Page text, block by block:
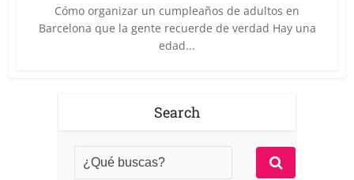
Cómo organizar un cumpleaños de adultos en
Barcelona que la gente recuerde de verdad Hay una
edad...
Search